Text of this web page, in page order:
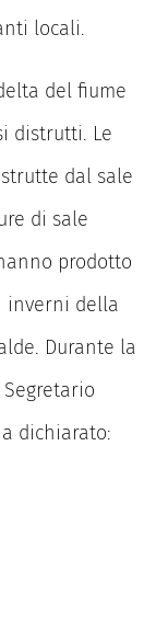
locali.
del fiume
distrutti. Le
dal sale
di sale
prodotto
inverni della
Durante la
dichiarato: